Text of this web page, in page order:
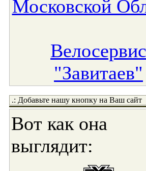
Московской
Велосервис
"Завитаев"
.: Добавьте нашу кнопку на Ваш сайт
Вот как она
выглядит: